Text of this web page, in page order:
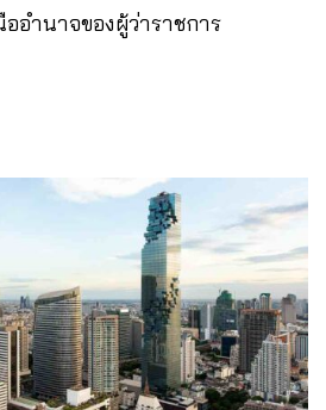
อำนาจของผู้ว่าราชการ